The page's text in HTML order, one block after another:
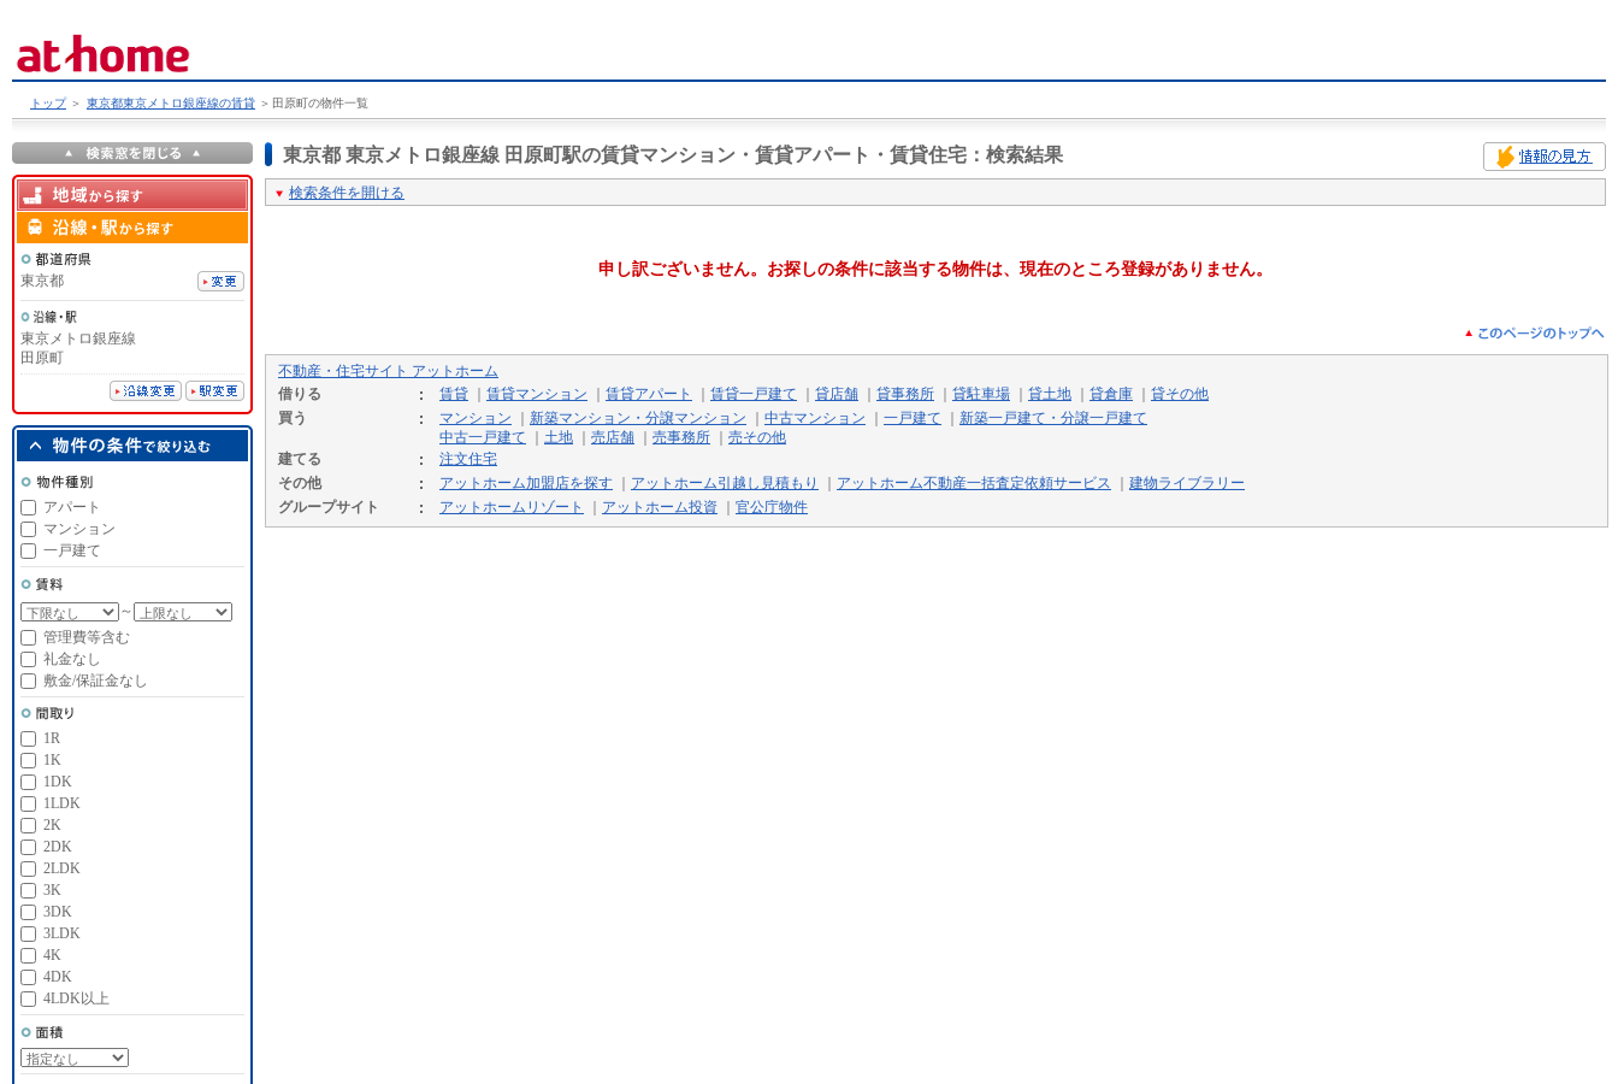
トップ ＞ 東京都東京メトロ銀座線の賃貸 ＞ 田原町の物件一覧
東京都 東京メトロ銀座線 田原町駅の賃貸マンション・賃貸アパート・賃貸住宅 ：検索結果
検索条件を開ける
申し訳ございません。お探しの条件に該当する物件は、現在のところ登録がありません。
不動産・住宅サイト アットホーム
借りる
賃貸 賃貸マンション 賃貸アパート 賃貸一戸建て 貸店舗 貸事務所 貸駐車場 貸土地 貸倉庫
貸その他
買う
マンション 新築マンション・分譲マンション 中古マンション 一戸建て
新築一戸建て・分譲一戸建て
中古一戸建て
土地 売店舗 売事務所
売その他
建てる
注文住宅
その他
アットホーム加盟店を探す アットホーム引越し見積もり アットホーム不動産一括査定依頼サービス
建物ライブラリー
グループサイト
アットホームリゾート アットホーム投資 官公庁物件
東京都
東京メトロ銀座線
田原町
アパート
マンション
一戸建て
～
管理費等含む
礼金なし
敷金/保証金なし
1R
1K
1DK
1LDK
2K
2DK
2LDK
3K
3DK
3LDK
4K
4DK
4LDK以上